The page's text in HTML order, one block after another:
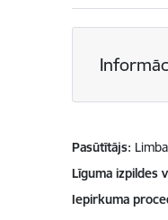
Pasūtītājs
Līguma izpildes
Iepirkuma